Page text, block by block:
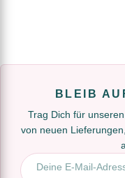
BLEIB
Trag Dich für
von neuen
E-Mail-Adresse